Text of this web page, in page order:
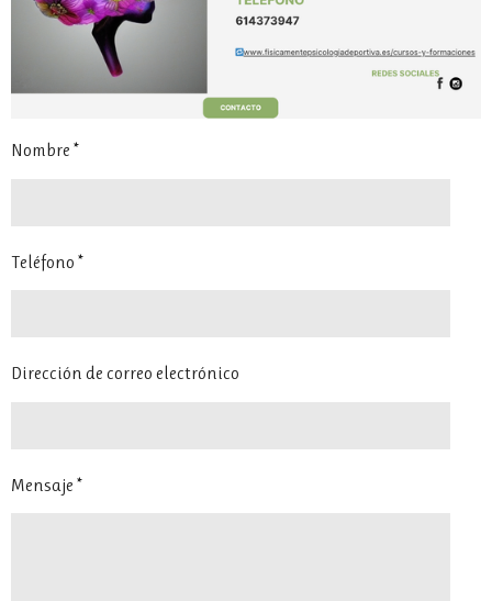
Nombre *
Teléfono *
Dirección de correo electrónico
Mensaje *